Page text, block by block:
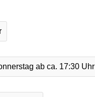
ab ca. 17:30 Uhr